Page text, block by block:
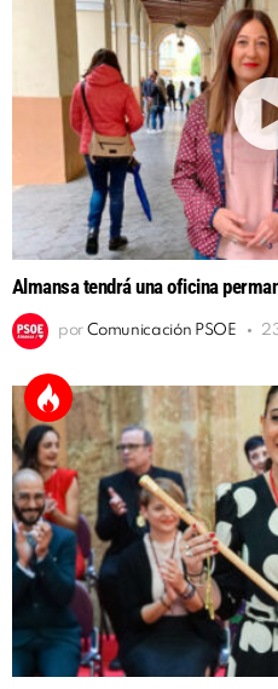
Almansa tendrá una oficina
por Comunicación PSOE